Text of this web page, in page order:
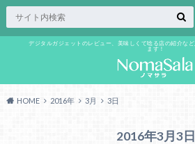
デジタルガジェットのレビュー、美味しくて唸る店の紹介な
ます！
HOME 2016年 3月 3日
2016年3月3日